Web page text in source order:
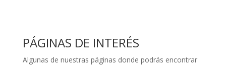
PÁGINAS DE INTERÉS
Algunas de nuestras páginas donde podrás encontrar